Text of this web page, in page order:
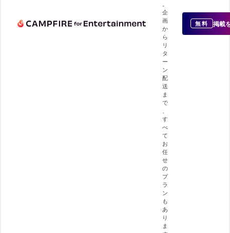
企
画
か
ら
リ
タ
ー
ン
配
送
ま
で
す
べ
て
お
任
せ
の
プ
ラ
ン
も
あ
り
ま
無料 掲載